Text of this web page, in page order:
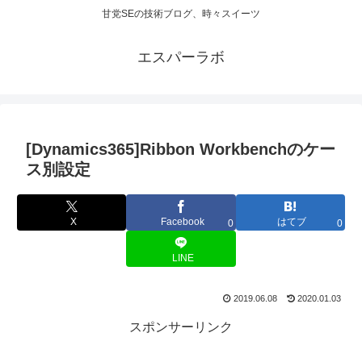
甘党SEの技術ブログ、時々スイーツ
エスパーラボ
[Dynamics365]Ribbon Workbenchのケー
ス別設定
X Facebook 0 はてブ 0
LINE
2019.06.08 2020.01.03
スポンサーリンク